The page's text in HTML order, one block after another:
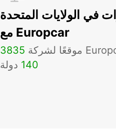
في الولايات المتحدة
مع Europcar
3835
140 دولة